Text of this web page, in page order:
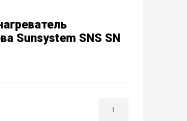
Sunsystem SNS SN